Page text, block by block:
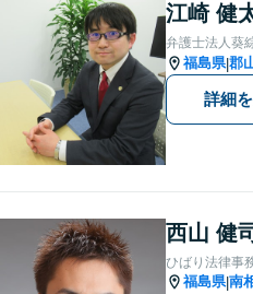
江崎 健
弁護士法人葵
福島県|郡
詳細
西山 健司
ひばり法律事
福島県|南